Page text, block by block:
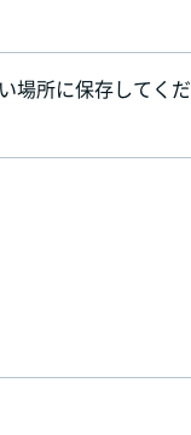
場所に保存してくだ